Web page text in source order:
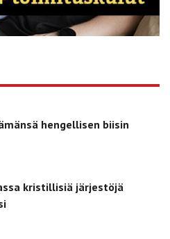
hengellisen biisin
kristillisiä järjestöjä